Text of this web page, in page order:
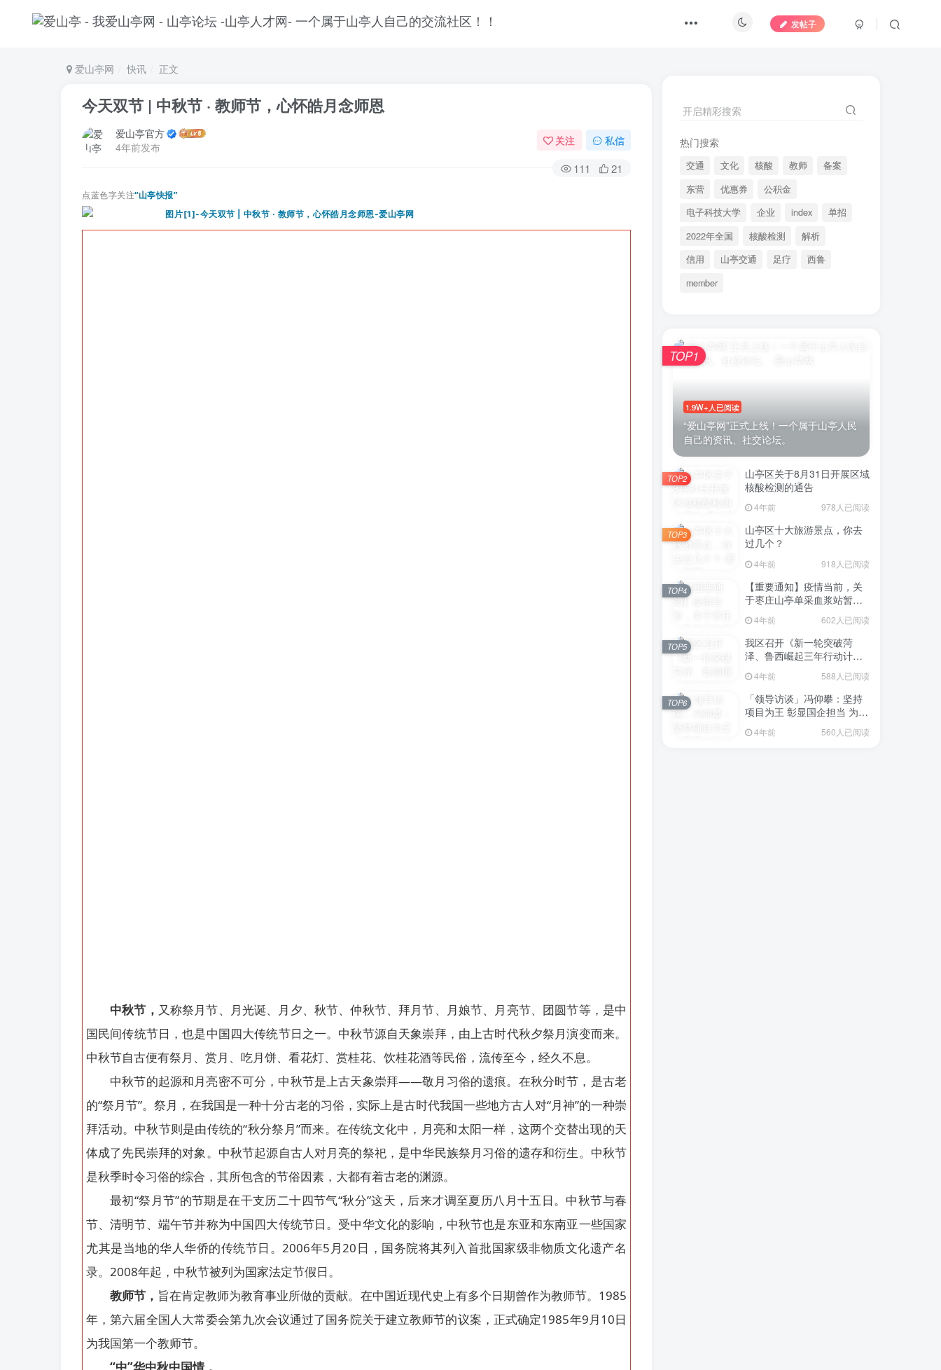
发帖子
爱山亭网 快讯 正文
今天双节 | 中秋节 · 教师节，心怀皓月念师恩
爱山亭官方
4年前发布
关注 私信
111 21
点蓝色字关注“山亭快报”
中秋节， 又称祭月节、月光诞、月夕、秋节、仲秋节、拜月节、月娘节、月亮节、团圆节等，是中
国民间传统节日，也是中国四大传统节日之一。中秋节源自天象崇拜，由上古时代秋夕祭月演变而来。
中秋节自古便有祭月、赏月、吃月饼、看花灯、赏桂花、饮桂花酒等民俗，流传至今，经久不息。
中秋节的起源和月亮密不可分，中秋节是上古天象崇拜——敬月习俗的遗痕。在秋分时节，是古老
的“祭月节”。祭月，在我国是一种十分古老的习俗，实际上是古时代我国一些地方古人对“月神”的一种崇
拜活动。中秋节则是由传统的“秋分祭月”而来。在传统文化中，月亮和太阳一样，这两个交替出现的天
体成了先民崇拜的对象。中秋节起源自古人对月亮的祭祀，是中华民族祭月习俗的遗存和衍生。中秋节
是秋季时令习俗的综合，其所包含的节俗因素，大都有着古老的渊源。
最初“祭月节”的节期是在干支历二十四节气“秋分”这天，后来才调至夏历八月十五日。中秋节与春
节、清明节、端午节并称为中国四大传统节日。受中华文化的影响，中秋节也是东亚和东南亚一些国家
尤其是当地的华人华侨的传统节日。2006年5月20日，国务院将其列入首批国家级非物质文化遗产名
录。2008年起，中秋节被列为国家法定节假日。
教师节， 旨在肯定教师为教育事业所做的贡献。在中国近现代史上有多个日期曾作为教师节。1985
年，第六届全国人大常委会第九次会议通过了国务院关于建立教师节的议案，正式确定1985年9月10日
为我国第一个教师节。
开启精彩搜索
热门搜索
交通 文化 核酸 教师
备案
东营
优惠券
公积金
电子科技大学
企业 index
单招
2022年全国
核酸检测
解析
信用
山亭交通 足疗
西鲁
member
1.9W+人已阅读
“爱山亭网”正式上线！一个属于山亭人民
自己的资讯、社交论坛。
TOP1
山亭区关于8月31日开展区域
核酸检测的通告
4年前 978人已阅读
TOP2
山亭区十大旅游景点，你去
过几个？
4年前 918人已阅读
TOP3
【重要通知】疫情当前，关
于枣庄山亭单采血浆站暂停
4年前 602人已阅读
TOP4
我区召开《新一轮突破菏
泽、鲁西崛起三年行动计划
意见稿）政策分析研判会议
4年前 588人已阅读
TOP5
「领导访谈」冯仰攀：坚持
项目为王 彰显国企担当 为全
点项目建设贡献“交发力量”
4年前 560人已阅读
TOP6
微信登录